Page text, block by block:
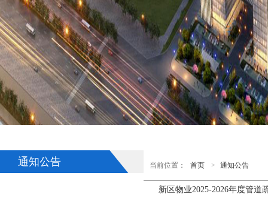
通知公告 当前位置： 首页 > 通知公告
新区物业2025-2026年度管道